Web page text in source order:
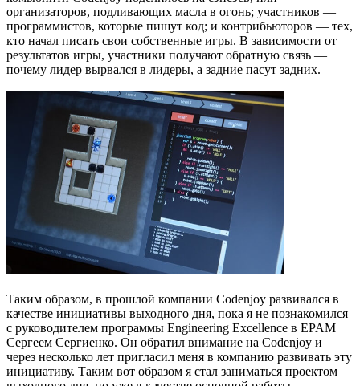
организаторов, подливающих масла в огонь; участников —
программистов, которые пишут код; и контрибьюторов — тех,
кто начал писать свои собственные игры. В зависимости от
результатов игры, участники получают обратную связь —
почему лидер вырвался в лидеры, а задние пасут задних.
Таким образом, в прошлой компании Codenjoy развивался в
качестве инициативы выходного дня, пока я не познакомился
с руководителем программы Engineering Excellence в EPAM
Сергеем Сергиенко. Он обратил внимание на Codenjoy и
через несколько лет пригласил меня в компанию развивать эту
инициативу. Таким вот образом я стал заниматься проектом